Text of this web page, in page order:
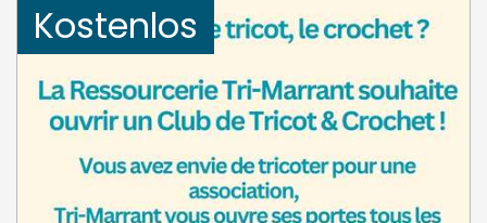
Kostenlos